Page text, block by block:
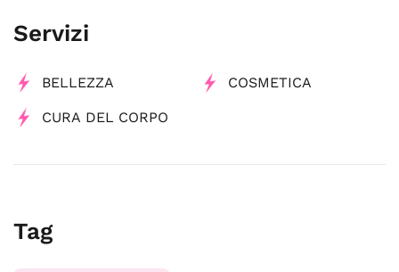
Servizi
BELLEZZA COSMETICA
CURA DEL CORPO
Tag